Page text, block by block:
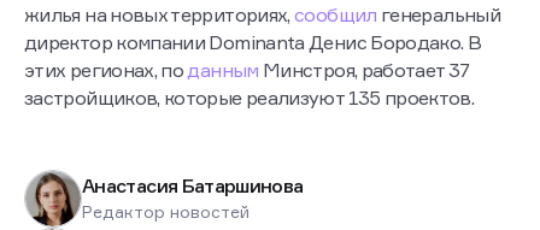
жилья на новых территориях,сообщил генеральный
директор компании Dominanta Денис Бородако. В
этих регионах, по данным Минстроя, работает 37
застройщиков, которые реализуют 135 проектов.
Анастасия Батаршинова
Редактор новостей